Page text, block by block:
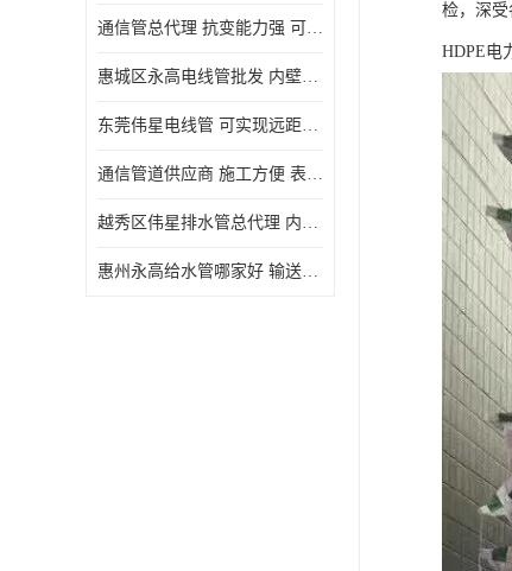
通信管总代理 抗变能力强 可耐强震 扭曲
惠城区永高电线管批发 内壁光滑 抗震性能好
东莞伟星电线管 可实现远距离通信 频率稳定性好
通信管道供应商 施工方便 表面电阻系数大
越秀区伟星排水管总代理 内部表面光滑 大功率 效率高
惠州永高给水管哪家好 输送能力强 方便施工和运输
检，深受
HDPE电